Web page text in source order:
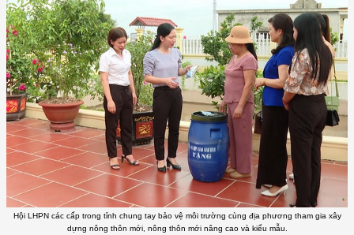
Hội LHPN các cấp trong tỉnh chung tay bảo vệ môi trường cùng địa phương tham gia xây
dựng nông thôn mới, nông thôn mới nâng cao và kiểu mẫu.